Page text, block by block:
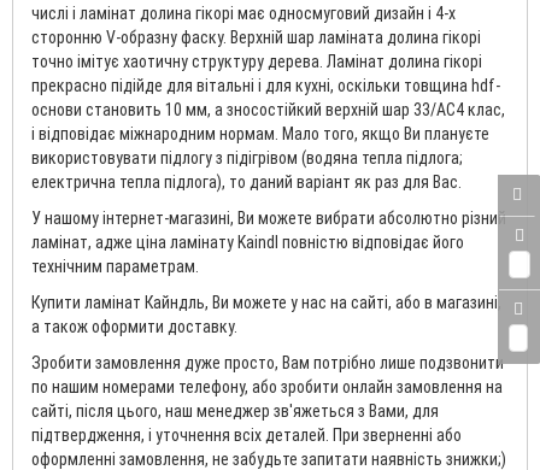
числі і ламінат долина гікорі має односмуговий дизайн і 4-х
сторонню V-образну фаску. Верхній шар ламіната долина гікорі
точно імітує хаотичну структуру дерева. Ламінат долина гікорі
прекрасно підійде для вітальні і для кухні, оскільки товщина hdf-
основи становить 10 мм, а зносостійкий верхній шар 33/AC4 клас,
і відповідає міжнародним нормам. Мало того, якщо Ви плануєте
використовувати підлогу з підігрівом (водяна тепла підлога;
електрична тепла підлога), то даний варіант як раз для Вас.
У нашому інтернет-магазині, Ви можете вибрати абсолютно різний
ламінат, адже ціна ламінату Kaindl повністю відповідає його
технічним параметрам.
Купити ламінат Кайндль, Ви можете у нас на сайті, або в магазині,
а також оформити доставку.
Зробити замовлення дуже просто, Вам потрібно лише подзвонити
по нашим номерами телефону, або зробити онлайн замовлення на
сайті, після цього, наш менеджер зв'яжеться з Вами, для
підтвердження, і уточнення всіх деталей. При зверненні або
оформленні замовлення, не забудьте запитати наявність знижки;)